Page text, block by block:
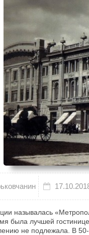
называлась
была лучшей
не подлежала. В